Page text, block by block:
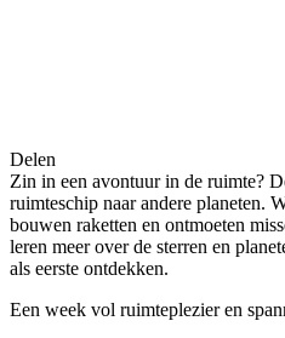
Delen
Zin in een avontuur in de ruimte?
ruimteschip naar andere planeten.
bouwen raketten en ontmoeten
leren meer over de sterren en
als eerste ontdekken.
Een week vol ruimteplezier en